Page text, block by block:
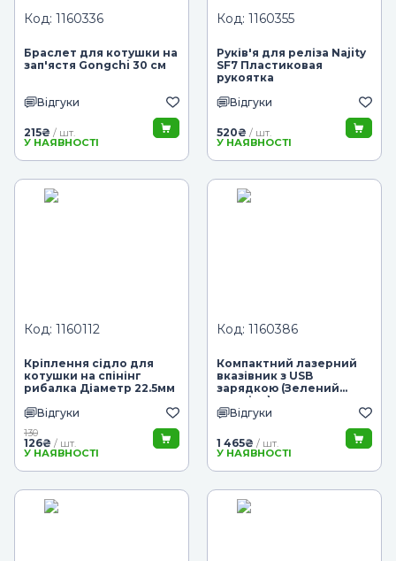
Код: 1160336
Браслет для котушки на
зап'ястя Gongchi 30 см
Відгуки
215₴ / шт.
У НАЯВНОСТІ
Код: 1160355
Руків'я для реліза Najity
SF7 Пластиковая
рукоятка
Відгуки
520₴ / шт.
У НАЯВНОСТІ
Код: 1160112
Кріплення сідло для
котушки на спінінг
рибалка Діаметр 22.5мм
Відгуки
130
126₴ / шт.
У НАЯВНОСТІ
Код: 1160386
Компактний лазерний
вказівник з USB
зарядкою (Зелений
промінь)
Відгуки
1 465₴ / шт.
У НАЯВНОСТІ